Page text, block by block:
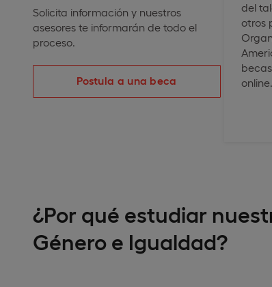
Solicita información y nuestros
asesores te informarán de todo el
proceso.
Postula a una beca
del
otros
online.
¿Por qué estudiar
Género e Igualdad?